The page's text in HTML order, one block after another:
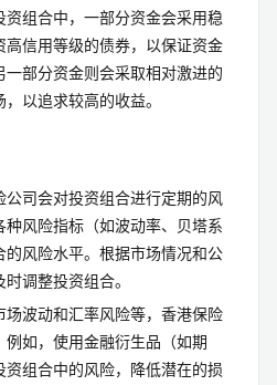
资组合中，一部分资金会采用稳
高信用等级的债券，以保证资金
一部分资金则会采取相对激进的
以追求较高的收益。
公司会对投资组合进行定期的风
种风险指标（如波动率、贝塔系
的风险水平。根据市场情况和公
调整投资组合。
场波动和汇率风险等，香港保险
如，使用金融衍生品（如期
资组合中的风险，降低潜在的损